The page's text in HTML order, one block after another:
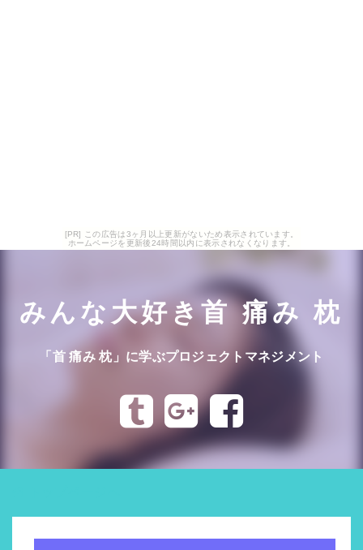
[PR] この広告は3ヶ月以上更新がないため表示されています。
ホームページを更新後24時間以内に表示されなくなります。
みんな大好き首 痛み 枕
「首 痛み 枕」に学ぶプロジェクトマネジメント